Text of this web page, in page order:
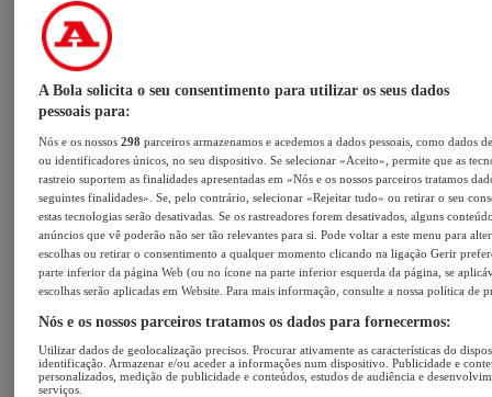
A Bola solicita o seu consentimento para utilizar os seus dados
pessoais para:
Nós e os nossos298 parceiros armazenamos e acedemos a dados pessoais, como dados
ou identificadores únicos, no seu dispositivo. Se selecionar «Aceito», permite que as
rastreio suportem as finalidades apresentadas em «Nós e os nossos parceiros tratamos
seguintes finalidades». Se, pelo contrário, selecionar «Rejeitar tudo» ou retirar o seu
estas tecnologias serão desativadas. Se os rastreadores forem desativados, alguns
anúncios que vê poderão não ser tão relevantes para si. Pode voltar a este menu para
escolhas ou retirar o consentimento a qualquer momento clicando na ligação Gerir
parte inferior da página Web (ou no ícone na parte inferior esquerda da página, se
escolhas serão aplicadas em Website. Para mais informação, consulte a nossa política de
Nós e os nossos parceiros tratamos os dados para fornecermos:
Utilizar dados de geolocalização precisos. Procurar ativamente as características do
identificação. Armazenar e/ou aceder a informações num dispositivo. Publicidade e
personalizados, medição de publicidade e conteúdos, estudos de audiência e
serviços.